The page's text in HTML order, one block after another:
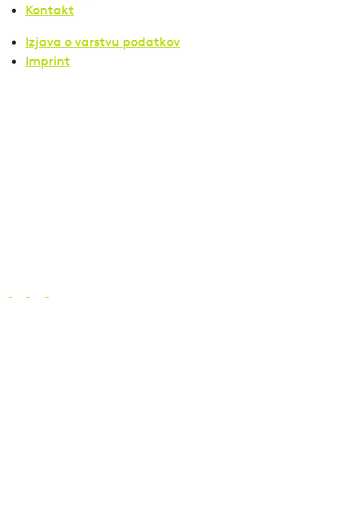
Kontakt
Izjava o varstvu podatkov
Imprint